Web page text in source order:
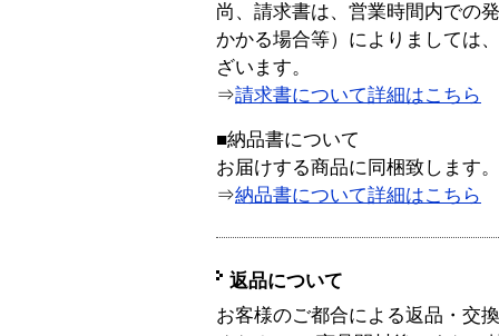
尚、請求書は、営業時間内での
かかる場合等）によりましては
ざいます。
⇒請求書について詳細はこちら
■納品書について
お届けする商品に同梱致します。
⇒納品書について詳細はこちら
返品について
お客様のご都合による返品・交